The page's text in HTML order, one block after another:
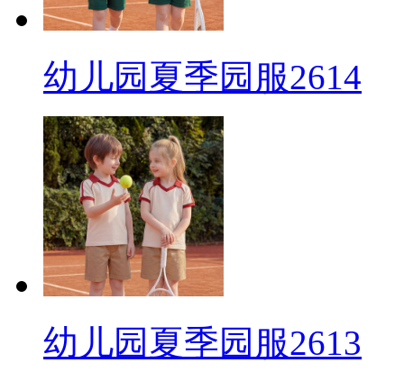
幼儿园夏季园服2614
幼儿园夏季园服2613